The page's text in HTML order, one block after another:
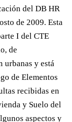
del DB HR
de 2009. Esta
I del CTE
de
y está
de Elementos
recibidas en
y Suelo del
aspectos y